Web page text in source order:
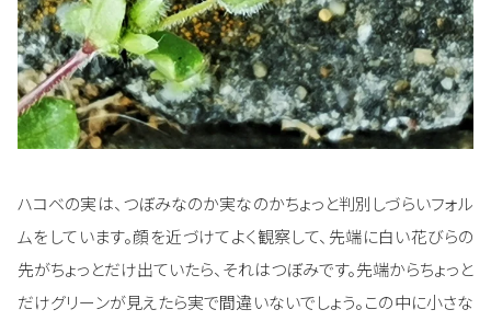
ハコベの実は、つぼみなのか実なのかちょっと判別しづらいフォル
ムをしています。顔を近づけてよく観察して、先端に白い花びらの
先がちょっとだけ出ていたら、それはつぼみです。先端からちょっと
だけグリーンが見えたら実で間違いないでしょう。この中に小さな